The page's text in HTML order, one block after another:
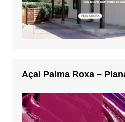
Açai Palma Roxa –